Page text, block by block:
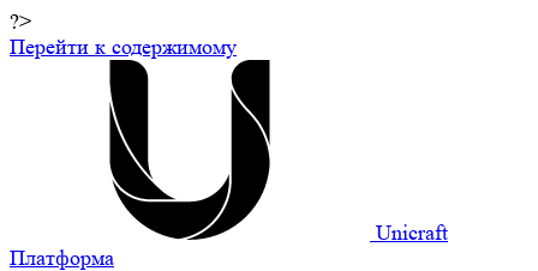
?>
Перейти к содержимому
Unicraft
Платформа